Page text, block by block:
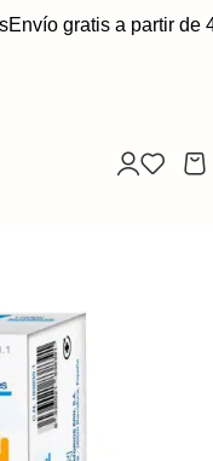
Envío gratis a partir de